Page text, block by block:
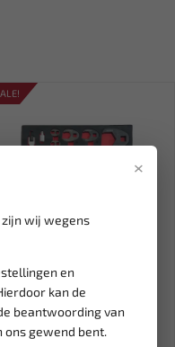
×
zijn wij wegens
en
kan de
beantwoording van
ons gewend bent.
Leverbaar
WEBER TOOLS Crowfoot
master set WT-
846...